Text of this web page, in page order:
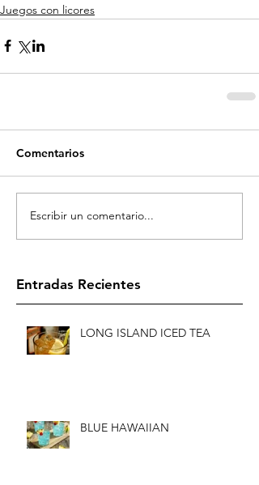
Juegos con licores
Comentarios
Escribir un comentario...
Entradas Recientes
LONG ISLAND ICED TEA
BLUE HAWAIIAN